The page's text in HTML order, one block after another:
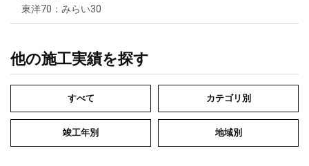
東洋70：みらい30
他の施工実績を探す
すべて カテゴリ別
竣工年別 地域別